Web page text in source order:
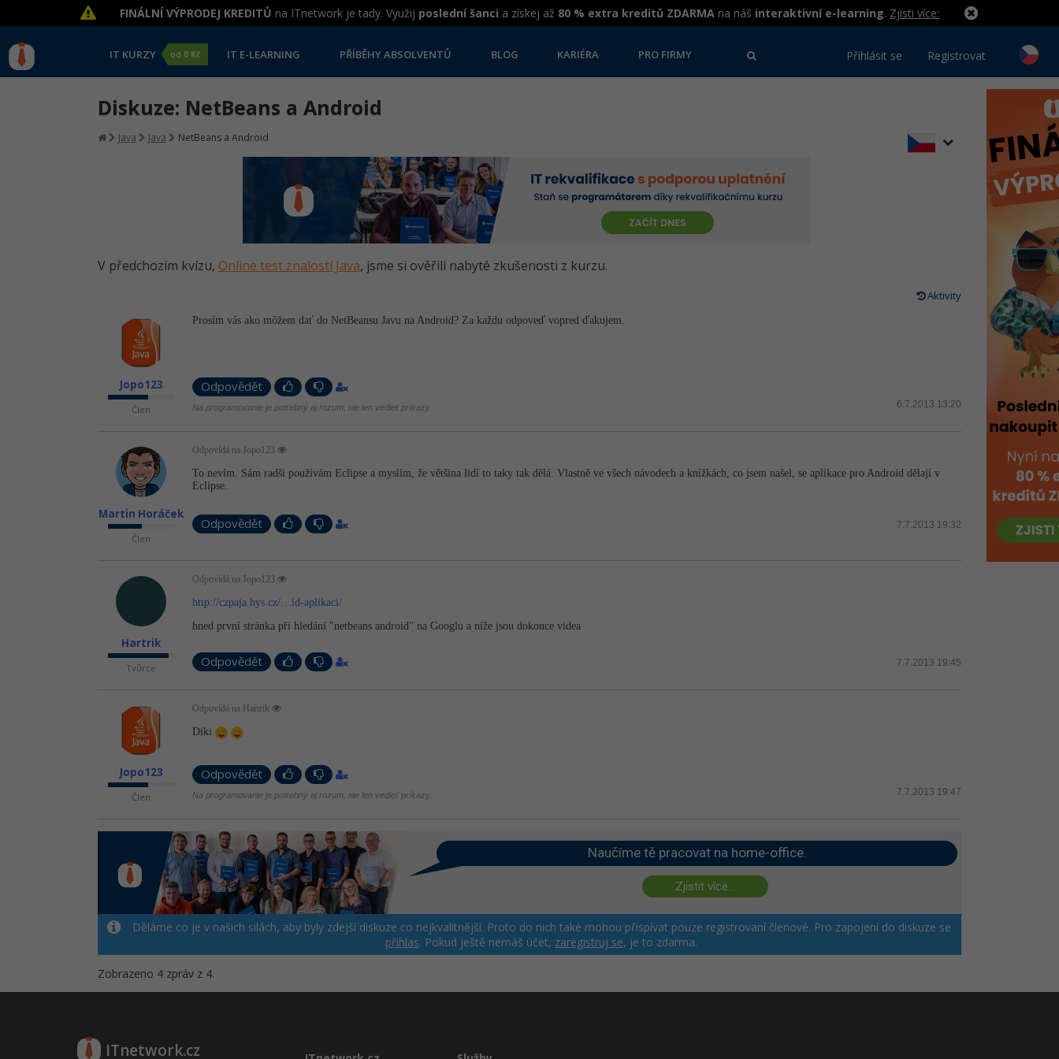
FINÁLNÍ VÝPRODEJ KREDITŮ na ITnetwork je tady. Využij poslední šanci a získej až 80 % extra kreditů ZDARMA na náš interaktivní e-learning. Zjisti více:
IT KURZY od 0 Kč IT E-LEARNING PŘÍBĚHY ABSOLVENTŮ BLOG KARIÉRA PRO FIRMY Přihlásit se Registrovat
Diskuze: NetBeans a Android
Java Java NetBeans a Android
V předchozím kvízu, Online test znalostí Java, jsme si ověřili nabyté zkušenosti z kurzu.
Aktivity
Jopo123
Člen
Prosím vás ako môžem dať do NetBeansu Javu na Android? Za každu odpoveď vopred ďakujem.
Odpovědět
6.7.2013 13:20
Na programovanie je potrebný aj rozum, nie len vedieť príkazy.
Martin Horáček
Člen
Odpovídá na Jopo123
To nevím. Sám radši používám Eclipse a myslím, že většina lidí to taky tak dělá. Vlastně ve všech návodech a knížkách, co jsem našel, se aplikace pro Android dělají v
Eclipse.
Odpovědět 7.7.2013 19:32
Hartrik
Tvůrce
Odpovídá na Jopo123
http://czpaja.hys.cz/…id-aplikaci/
hned první stránka při hledání "netbeans android" na Googlu a níže jsou dokonce videa
Odpovědět 7.7.2013 19:45
Jopo123
Člen
Odpovídá na Hartrik
Diki
Odpovědět
7.7.2013 19:47
Na programovanie je potrebný aj rozum, nie len vedieť príkazy.
Naučíme tě pracovat na home-office.
Zjistit více...
Děláme co je v našich silách, aby byly zdejší diskuze co nejkvalitnější. Proto do nich také mohou přispívat pouze registrovaní členové. Pro zapojení do diskuze se
přihlas. Pokud ještě nemáš účet, zaregistruj se, je to zdarma.
Zobrazeno 4 zpráv z 4.
ITnetwork.cz